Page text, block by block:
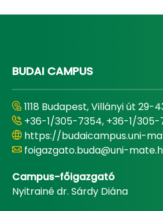
BUDAI CAMPUS
1118 Budapest, Villányi út 29-
+36-1/305-7354, +36-1/305-
https://budaicampus.uni-
foigazgato.buda@uni-
Campus-főigazgató
Nyitrainé dr. Sárdy Diána